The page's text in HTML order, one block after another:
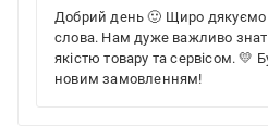
Добрий день 🙂 Щиро дякуємо
слова. Нам дуже важливо
якістю товару та сервісом. 💛
новим замовленням!